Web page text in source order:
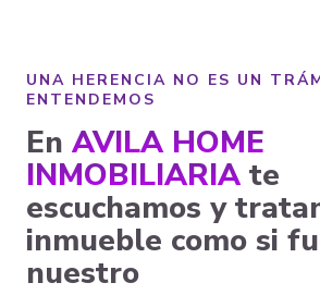
UNA HERENCIA NO ES UN
ENTENDEMOS
En AVILA HOME
INMOBILIARIA te
escuchamos y
inmueble como si
nuestro